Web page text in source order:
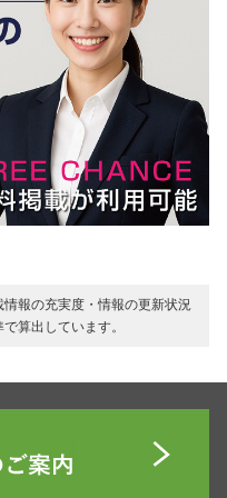
報の充実度・情報の更新状況
算出しています。